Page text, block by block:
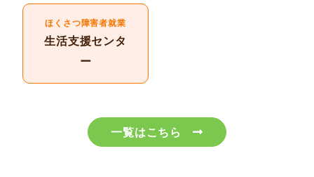
ほくさつ障害者就業
生活支援センタ
ー
一覧はこちら